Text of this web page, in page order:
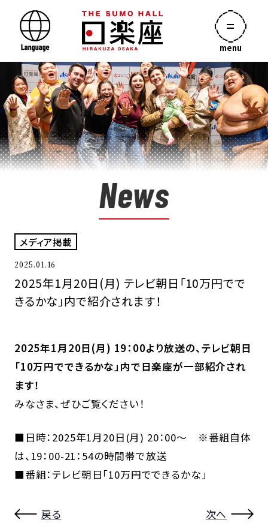
menu
News
メディア掲載
2025.01.16
2025年1月20日(月) テレビ朝日「10万円でで
きるかな」内で紹介されます！
2025年1月20日(月) 19：00より放送の、テレビ朝日
「10万円でできるかな」内で日楽座が一部紹介され
ます！
みなさま、ぜひご覧ください！
■日時：2025年1月20日(月) 20：00～ ※番組自体
は、19：00-21：54の時間帯で放送
■番組：テレビ朝日「10万円でできるかな」
戻る 次へ